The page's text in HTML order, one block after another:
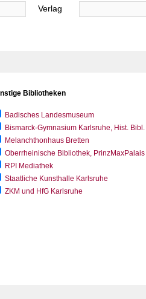
Verlag
Bibliotheken
Badisches Landesmuseum
Bismarck-Gymnasium Karlsruhe, Hist. Bibl.
Melanchthonhaus Bretten
Oberrheinische Bibliothek, PrinzMaxPalais
RPI Mediathek
Staatliche Kunsthalle Karlsruhe
ZKM und HfG Karlsruhe